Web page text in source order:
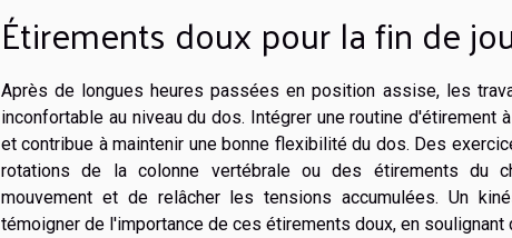
Étirements doux pour la fin de
Après de longues heures passées en position assise, les
inconfortable au niveau du dos. Intégrer une routine
et contribue à maintenir une bonne flexibilité du dos. Des
rotations de la colonne vertébrale ou des étirements du
mouvement et de relâcher les tensions accumulées. Un
témoigner de l'importance de ces étirements doux, en